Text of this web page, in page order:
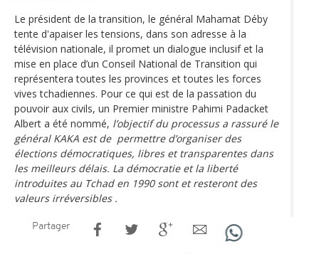
Le président de la transition, le général Mahamat Déby
tente d'apaiser les tensions, dans son adresse à la
télévision nationale, il promet un dialogue inclusif et la
mise en place d’un Conseil National de Transition qui
représentera toutes les provinces et toutes les forces
vives tchadiennes. Pour ce qui est de la passation du
pouvoir aux civils, un Premier ministre Pahimi Padacket
Albert a été nommé, l’objectif du processus a rassuré le
général KAKA est de permettre d’organiser des
élections démocratiques, libres et transparentes dans
les meilleurs délais. La démocratie et la liberté
introduites au Tchad en 1990 sont et resteront des
valeurs irréversibles .
Partager